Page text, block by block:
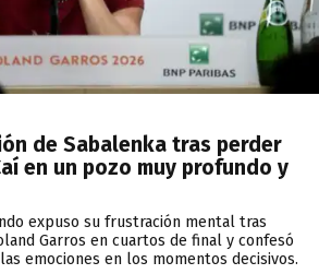
de Sabalenka tras perder
en un pozo muy profundo y
expuso su frustración mental tras
Garros en cuartos de final y confesó
emociones en los momentos decisivos.